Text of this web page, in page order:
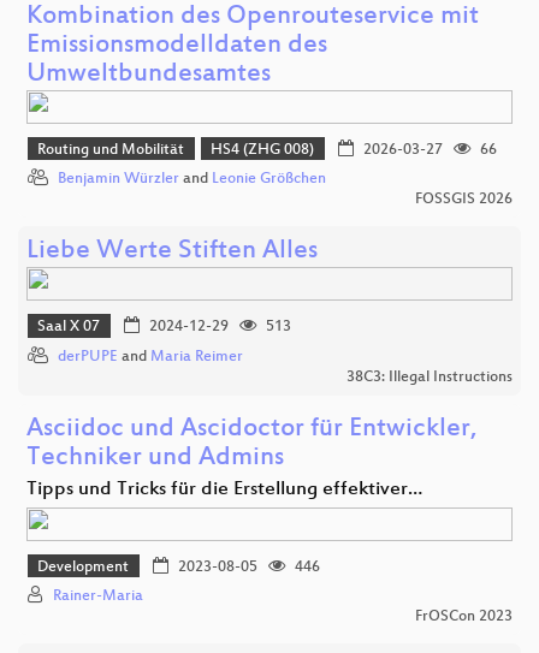
Kombination des Openrouteservice mit
Emissionsmodelldaten des
Umweltbundesamtes
Routing und Mobilität HS4 (ZHG 008) 2026-03-27
66
Benjamin Würzler and Leonie Größchen
FOSSGIS 2026
Liebe Werte Stiften Alles
Saal X 07 2024-12-29
513
derPUPE and Maria Reimer
38C3: Illegal Instructions
Asciidoc und Ascidoctor für Entwickler,
Techniker und Admins
Tipps und Tricks für die Erstellung effektiver…
Development 2023-08-05
446
Rainer-Maria
FrOSCon 2023